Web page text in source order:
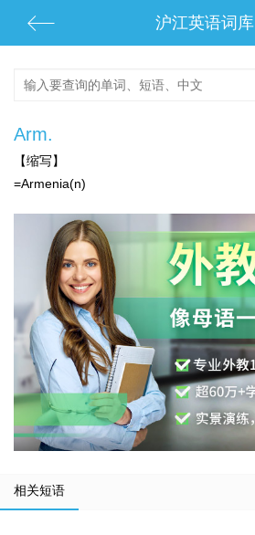
沪江英语词库
Arm.
【缩写】
=Armenia(n)
相关短语